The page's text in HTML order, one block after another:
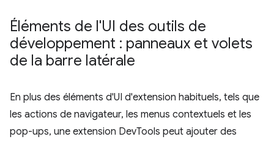
Éléments de l'UI des outils de
développement : panneaux et volets
de la barre latérale
En plus des éléments d'UI d'extension habituels, tels que
les actions de navigateur, les menus contextuels et les
pop-ups, une extension DevTools peut ajouter des